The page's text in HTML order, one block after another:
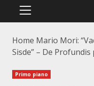
PRIMÄRES
Home Mario Mori:
Sisde” – De
Primo piano